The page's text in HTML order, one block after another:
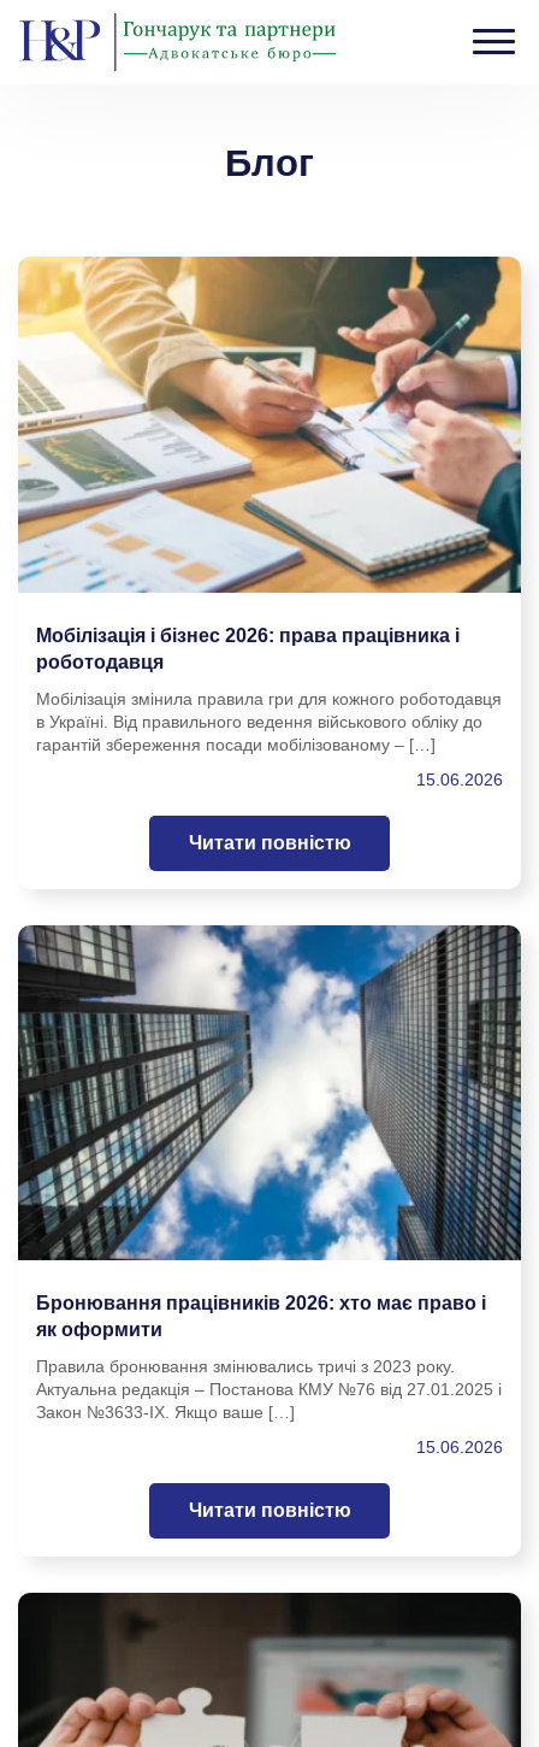
Головна Блог›Cторінка 6
Блог
Мобілізація і бізнес 2026: права працівника і
роботодавця
Мобілізація змінила правила гри для кожного роботодавця
в Україні. Від правильного ведення військового обліку до
гарантій збереження посади мобілізованому – […]
15.06.2026
Читати повністю
Бронювання працівників 2026: хто має право і
як оформити
Правила бронювання змінювались тричі з 2023 року.
Актуальна редакція – Постанова КМУ №76 від 27.01.2025 і
Закон №3633-IX. Якщо ваше […]
15.06.2026
Читати повністю